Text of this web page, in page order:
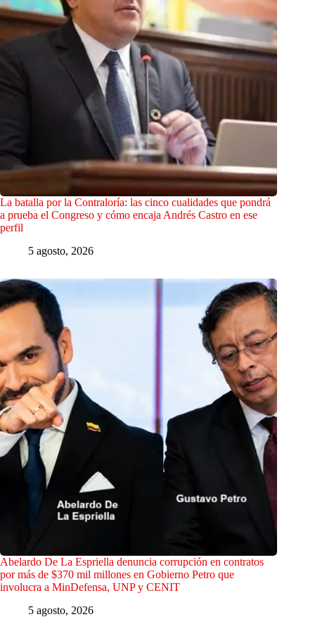
La batalla por la Contraloría: las cinco cualidades que pondrá
a prueba el Congreso y cómo encaja Andrés Castro en ese
perfil
5 agosto, 2026
Abelardo De La Espriella denuncia corrupción en contratos
por más de $370 mil millones en Gobierno Petro que
involucra a MinDefensa, UNP y CENIT
5 agosto, 2026